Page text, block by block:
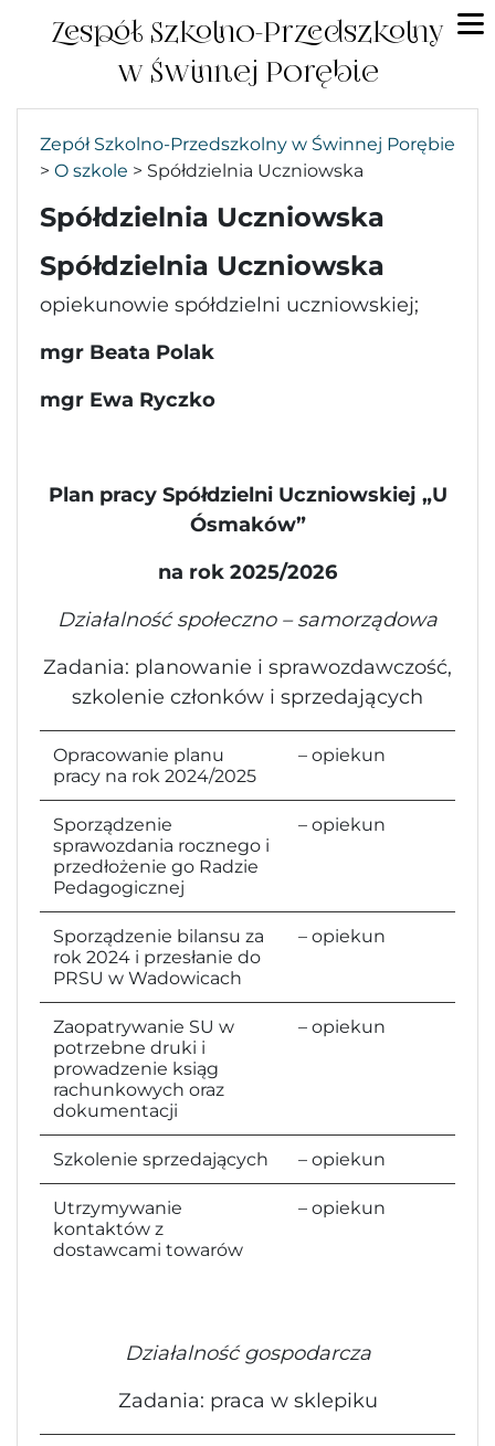
Zespół Szkolno-Przedszkolny
w Świnnej Porębie
Zepół Szkolno-Przedszkolny w Świnnej Porębie
> O szkole > Spółdzielnia Uczniowska
Spółdzielnia Uczniowska
Spółdzielnia Uczniowska
opiekunowie spółdzielni uczniowskiej;
mgr Beata Polak
mgr Ewa Ryczko
Plan pracy Spółdzielni Uczniowskiej „U
Ósmaków”
na rok 2025/2026
Działalność społeczno – samorządowa
Zadania: planowanie i sprawozdawczość,
szkolenie członków i sprzedających
Opracowanie planu
pracy na rok 2024/2025
– opiekun
Sporządzenie
sprawozdania rocznego i
przedłożenie go Radzie
Pedagogicznej
– opiekun
Sporządzenie bilansu za
rok 2024 i przesłanie do
PRSU w Wadowicach
– opiekun
Zaopatrywanie SU w
potrzebne druki i
prowadzenie ksiąg
rachunkowych oraz
dokumentacji
– opiekun
Szkolenie sprzedających – opiekun
Utrzymywanie
kontaktów z
dostawcami towarów
– opiekun
Działalność gospodarcza
Zadania: praca w sklepiku